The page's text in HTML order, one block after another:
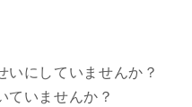
いにしていませんか？
ていませんか？